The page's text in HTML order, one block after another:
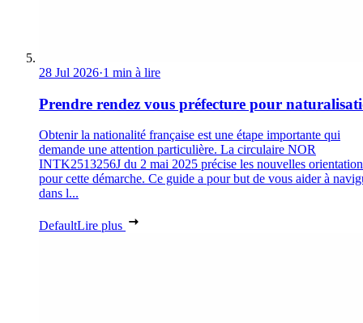
28 Jul 2026·1 min à lire
Prendre rendez vous préfecture pour
Obtenir la nationalité française est une étape importante qui
demande une attention particulière. La circulaire NOR
INTK2513256J du 2 mai 2025 précise les nouvelles
pour cette démarche. Ce guide a pour but de vous aider à
dans l...
DefaultLire plus